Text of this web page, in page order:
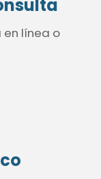
en línea o